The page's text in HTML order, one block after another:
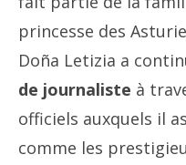
princesse des
Doña Letizia a
de journaliste à
officiels auxquels il
comme les